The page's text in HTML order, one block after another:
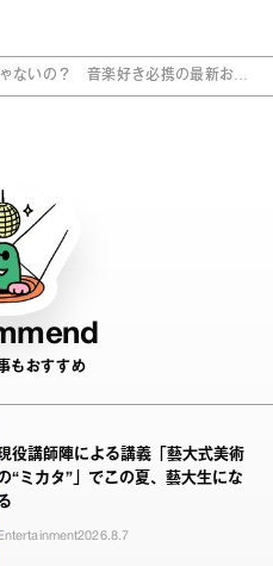
ないの？ 音楽好き必携の最新おす
もおすすめ
役講師陣による講義「藝大式美術
“ミカタ”」でこの夏、藝大生にな
2026.8.7